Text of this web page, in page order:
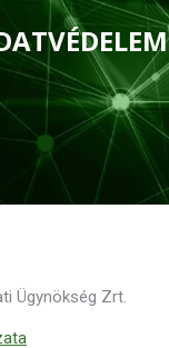
You are here:
Ügynökség Zrt.